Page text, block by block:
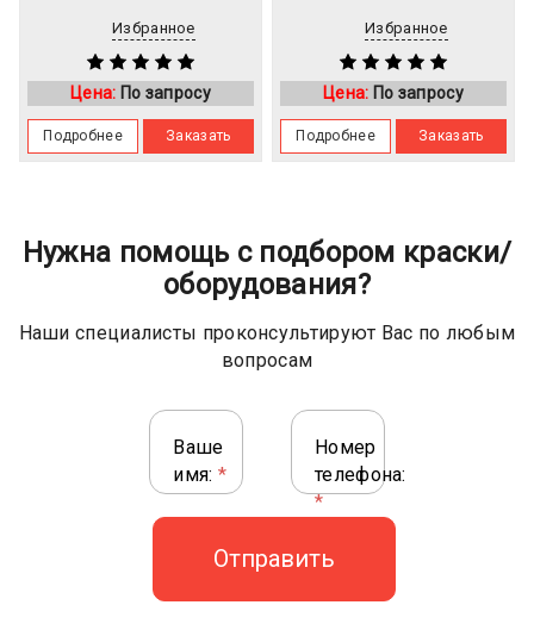
Избранное
Цена: По запросу
Подробнее Заказать
Избранное
Цена: По запросу
Подробнее Заказать
Нужна помощь с подбором краски/
оборудования?
Наши специалисты проконсультируют Вас по любым
вопросам
Ваше
имя: *
Номер
телефона:
*